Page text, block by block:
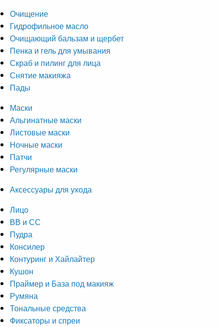
Очищение
Гидрофильное масло
Очищающий бальзам и щербет
Пенка и гель для умывания
Скраб и пилинг для лица
Снятие макияжа
Пады
Маски
Альгинатные маски
Листовые маски
Ночные маски
Патчи
Регулярные маски
Аксессуары для ухода
Лицо
ВВ и СС
Пудра
Консилер
Контуринг и Хайлайтер
Кушон
Праймер и База под макияж
Румяна
Тональные средства
Фиксаторы и спреи